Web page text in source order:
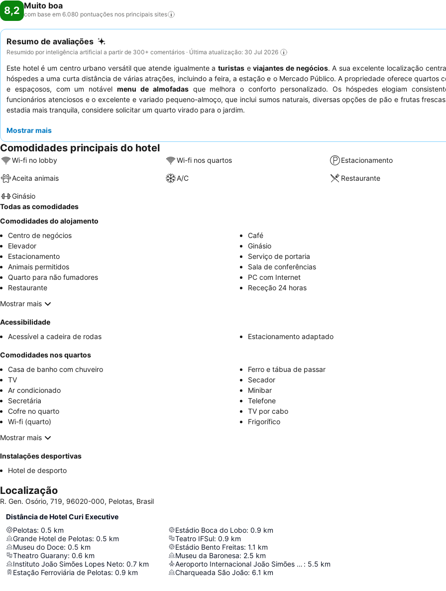
8,2 Muito boa
com base em 6.080 pontuações nos principais sites
Resumo de avaliações
Resumido por inteligência artificial a partir de 300+ comentários · Última atualização: 30 Jul 2026
Este hotel é um centro urbano versátil que atende igualmente a turistas eviajantes de negócios. A sua excelente localização
hóspedes a uma curta distância de várias atrações, incluindo a feira, a estação e o Mercado Público. A propriedade oferece quartos
e espaçosos, com um notávelmenu de almofadasque melhora o conforto personalizado. Os hóspedes elogiam
funcionários atenciosos e o excelente e variado pequeno-almoço, que inclui sumos naturais, diversas opções de pão e frutas
estadia mais tranquila, considere solicitar um quarto virado para o jardim.
Mostrar mais
Comodidades principais do hotel
Wi-fi no lobby Wi-fi nos quartos Estacionamento
Aceita animais A/C Restaurante
Ginásio
Todas as comodidades
Comodidades do alojamento
Centro de negócios
Café
Elevador
Ginásio
Estacionamento
Serviço de portaria
Animais permitidos
Sala de conferências
Quarto para não fumadores
PC com Internet
Restaurante
Receção 24 horas
Mostrar mais
Acessibilidade
Acessível a cadeira de rodas
Estacionamento adaptado
Comodidades nos quartos
Casa de banho com chuveiro
Ferro e tábua de passar
TV
Secador
Ar condicionado
Minibar
Secretária
Telefone
Cofre no quarto
TV por cabo
Wi-fi (quarto)
Frigorífico
Mostrar mais
Instalações desportivas
Hotel de desporto
Localização
R. Gen. Osório, 719, 96020-000, Pelotas, Brasil
Distância de Hotel Curi Executive
Pelotas: 0.5 km
Grande Hotel de Pelotas: 0.5 km
Museu do Doce: 0.5 km
Theatro Guarany: 0.6 km
Instituto João Simões Lopes Neto: 0.7 km
Estação Ferroviária de Pelotas: 0.9 km
Estádio Boca do Lobo: 0.9 km
Teatro IFSul: 0.9 km
Estádio Bento Freitas: 1.1 km
Museu da Baronesa: 2.5 km
Aeroporto Internacional João Simões Lopes Neto : 5.5 km
Charqueada São João: 6.1 km